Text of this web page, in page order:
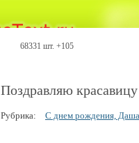
68331 шт. +105
Поздравляю
Рубрика: С днем рождения, Даша